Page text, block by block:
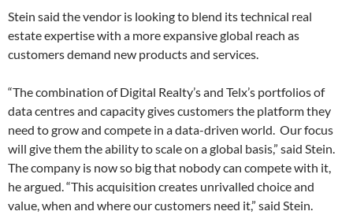
Stein said the vendor is looking to blend its technical real
estate expertise with a more expansive global reach as
customers demand new products and services.
“The combination of Digital Realty’s and Telx’s portfolios of
data centres and capacity gives customers the platform they
need to grow and compete in a data-driven world. Our focus
will give them the ability to scale on a global basis,” said Stein.
The company is now so big that nobody can compete with it,
he argued. “This acquisition creates unrivalled choice and
value, when and where our customers need it,” said Stein.